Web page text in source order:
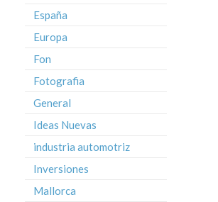
España
Europa
Fon
Fotografia
General
Ideas Nuevas
industria automotriz
Inversiones
Mallorca